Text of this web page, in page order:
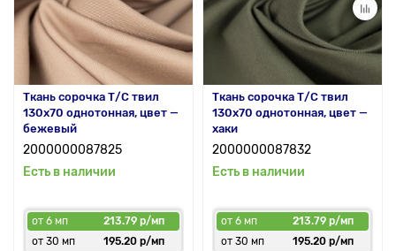
Ткань сорочка Т/С твил
130x70 однотонная, цвет —
бежевый
2000000087825
Есть в наличии
от 6 мп
213.79 р/мп
от 30 мп
195.20 р/мп
Ткань сорочка Т/С твил
130x70 однотонная, цвет —
хаки
2000000087832
Есть в наличии
от 6 мп
213.79 р/мп
от 30 мп
195.20 р/мп